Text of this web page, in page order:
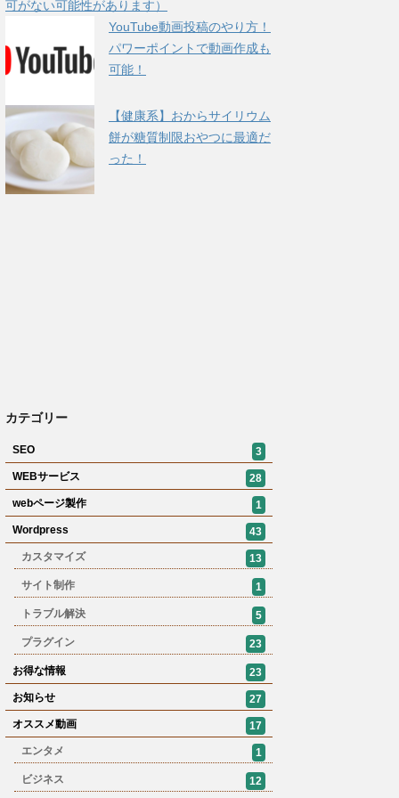
可がない可能性があります）
YouTube動画投稿のやり方！
パワーポイントで動画作成も
可能！
【健康系】おからサイリウム
餅が糖質制限おやつに最適だ
った！
カテゴリー
SEO
3
WEBサービス
28
webページ製作
1
Wordpress
43
カスタマイズ
13
サイト制作 1
トラブル解決 5
プラグイン 23
お得な情報
23
お知らせ
27
オススメ動画
17
エンタメ
1
ビジネス 12